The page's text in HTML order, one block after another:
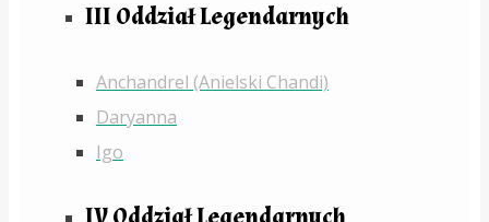
III Oddział Legendarnych
Anchandrel (Anielski Chandi)
Daryanna
Igo